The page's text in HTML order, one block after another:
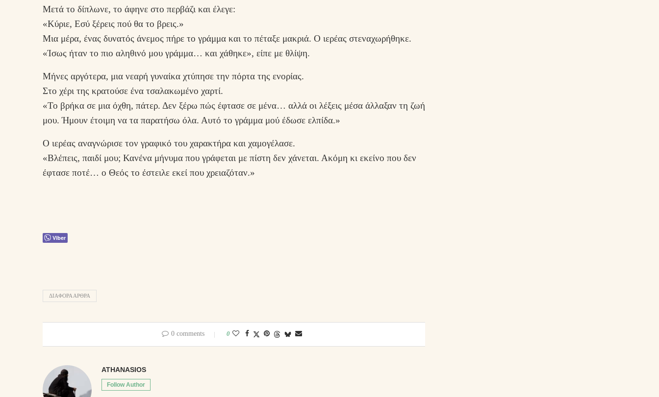
Μετά το δίπλωνε, το άφηνε στο περβάζι και έλεγε:
«Κύριε, Εσύ ξέρεις πού θα το βρεις.»
Μια μέρα, ένας δυνατός άνεμος πήρε το γράμμα και το πέταξε μακριά. Ο ιερέας στεναχωρήθηκε.
«Ίσως ήταν το πιο αληθινό μου γράμμα… και χάθηκε», είπε με θλίψη.
Μήνες αργότερα, μια νεαρή γυναίκα χτύπησε την πόρτα της ενορίας.
Στο χέρι της κρατούσε ένα τσαλακωμένο χαρτί.
«Το βρήκα σε μια όχθη, πάτερ. Δεν ξέρω πώς έφτασε σε μένα… αλλά οι λέξεις μέσα άλλαξαν τη ζωή
μου. Ήμουν έτοιμη να τα παρατήσω όλα. Αυτό το γράμμα μού έδωσε ελπίδα.»
Ο ιερέας αναγνώρισε τον γραφικό του χαρακτήρα και χαμογέλασε.
«Βλέπεις, παιδί μου; Κανένα μήνυμα που γράφεται με πίστη δεν χάνεται. Ακόμη κι εκείνο που δεν
έφτασε ποτέ… ο Θεός το έστειλε εκεί που χρειαζόταν.»
Viber
ΔΙΑΦΟΡΑ ΑΡΘΡΑ
0 comments 0
ATHANASIOS
Follow Author